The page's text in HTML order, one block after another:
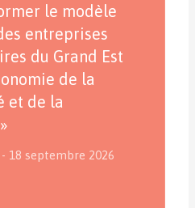
le modèle
entreprises
du Grand Est
de la
et de la
- 18 septembre 2026